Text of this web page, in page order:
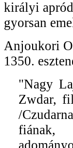
királyi
gyorsan
Anjoukori
1350.
"Nagy
Zwdar,
/
fiának,